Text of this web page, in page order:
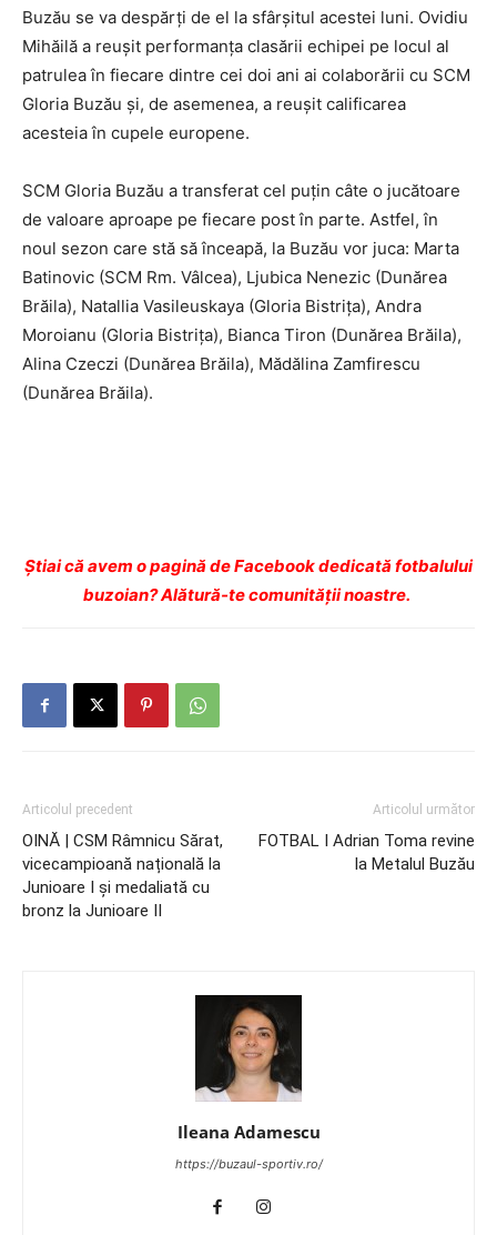
Buzău se va despărți de el la sfârșitul acestei luni. Ovidiu
Mihăilă a reușit performanța clasării echipei pe locul al
patrulea în fiecare dintre cei doi ani ai colaborării cu SCM
Gloria Buzău și, de asemenea, a reușit calificarea
acesteia în cupele europene.
SCM Gloria Buzău a transferat cel puțin câte o jucătoare
de valoare aproape pe fiecare post în parte. Astfel, în
noul sezon care stă să înceapă, la Buzău vor juca: Marta
Batinovic (SCM Rm. Vâlcea), Ljubica Nenezic (Dunărea
Brăila), Natallia Vasileuskaya (Gloria Bistrița), Andra
Moroianu (Gloria Bistrița), Bianca Tiron (Dunărea Brăila),
Alina Czeczi (Dunărea Brăila), Mădălina Zamfirescu
(Dunărea Brăila).
Ştiai că avem o pagină de Facebook dedicată fotbalului
buzoian? Alătură-te comunității noastre.
Articolul precedent
OINĂ | CSM Râmnicu Sărat,
vicecampioană națională la
Junioare I și medaliată cu
bronz la Junioare II
Articolul următor
FOTBAL I Adrian Toma revine
la Metalul Buzău
Ileana Adamescu
https://buzaul-sportiv.ro/